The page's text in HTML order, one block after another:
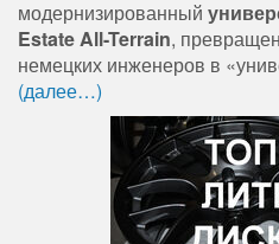
модернизированный
Estate All-Terrain,
немецких инженеров в
(далее…)